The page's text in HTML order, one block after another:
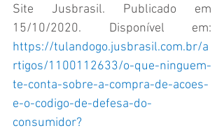
Site Jusbrasil. Publicado em
https://tulandogo.jusbrasil.com.br/a
rtigos/1100112633/o-que-ninguem-
te-conta-sobre-a-compra-de-acoes-
e-o-codigo-de-defesa-do-
consumidor?